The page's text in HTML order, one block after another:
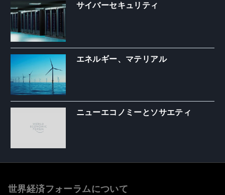
サイバーセキュリティ
エネルギー、マテリアル
ニューエコノミーとソサエティ
世界経済フォーラムについて